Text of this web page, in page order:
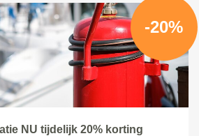
-20%
NU tijdelijk 20% korting